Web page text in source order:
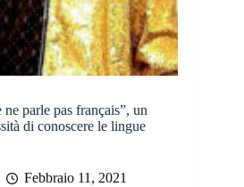
parle pas français”, un
di conoscere le lingue
Febbraio 11, 2021